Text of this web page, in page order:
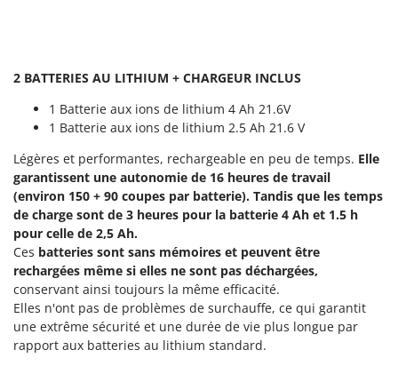
MAMMAMIA
Marcato
Master
Mastercook
Masterpro
McCulloch
MCH
Michelin
Mille
Minox
2 BATTERIES AU LITHIUM + CHARGEUR INCLUS
1 Batterie aux ions de lithium 4 Ah 21.6V
1 Batterie aux ions de lithium 2.5 Ah 21.6 V
Légères et performantes, rechargeable en peu de temps. Elle
garantissent une autonomie de 16 heures de travail
(environ 150 + 90 coupes par batterie). Tandis que les temps
de charge sont de 3 heures pour la batterie 4 Ah et 1.5 h
pour celle de 2,5 Ah.
Ces batteries sont sans mémoires et peuvent être
rechargées même si elles ne sont pas déchargées,
conservant ainsi toujours la même efficacité.
Elles n'ont pas de problèmes de surchauffe, ce qui garantit
une extrême sécurité et une durée de vie plus longue par
rapport aux batteries au lithium standard.